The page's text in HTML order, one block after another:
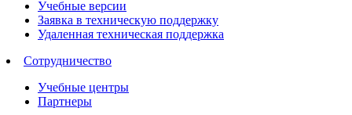
Учебные версии
Заявка в техническую поддержку
Удаленная техническая поддержка
Сотрудничество
Учебные центры
Партнеры